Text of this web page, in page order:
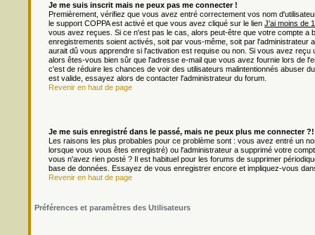
Je me suis inscrit mais ne peux pas me connecter !
Premièrement, vérifiez que vous avez entré correctement vos nom
le support COPPA est activé et que vous avez cliqué sur le lien J'ai moins de
vous avez reçues. Si ce n'est pas le cas, alors peut-être que votre compte
enregistrements soient activés, soit par vous-même, soit par
aurait dû vous apprendre si l'activation est requise ou non. Si vous avez
alors êtes-vous bien sûr que l'adresse e-mail que vous avez fournie lors de
c'est de réduire les chances de voir des utilisateurs malintentionnés abuser
est valide, essayez alors de contacter l'administrateur du forum.
Revenir en haut de page
Je me suis enregistré dans le passé, mais ne peux plus me connecter ?!
Les raisons les plus probables pour ce problème sont : vous avez entré un
lorsque vous vous êtes enregistré) ou l'administrateur a supprimé votre
vous n'avez rien posté ? Il est habituel pour les forums de supprimer
base de données. Essayez de vous enregistrer encore et impliquez-vous
Revenir en haut de page
Préférences et paramètres des Utilisateurs